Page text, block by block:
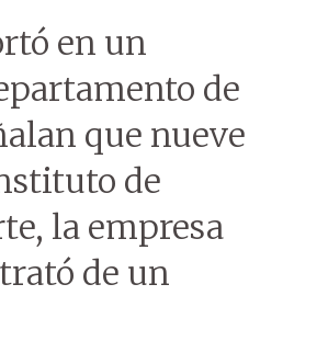
en un
de
que nueve
de
la empresa
de un